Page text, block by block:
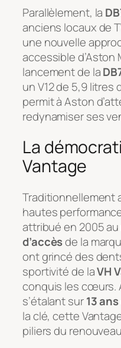
Parallèlement, la
anciens locaux de
une nouvelle
accessible d’Aston
lancement de la
un V12 de 5,9 litres
permit à Aston
redynamiser ses
La
Vantage
Traditionnellement
hautes
attribué en 2005
d’accèsde la
ont grincé des
sportivité de laVH
conquis les cœurs.
s’étalant sur13 ans
la clé, cette
piliers du